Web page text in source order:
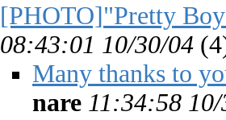
[PHOTO]"Pretty
08:43:01 10/30/04 (
Many thanks to
nare 11:34:58